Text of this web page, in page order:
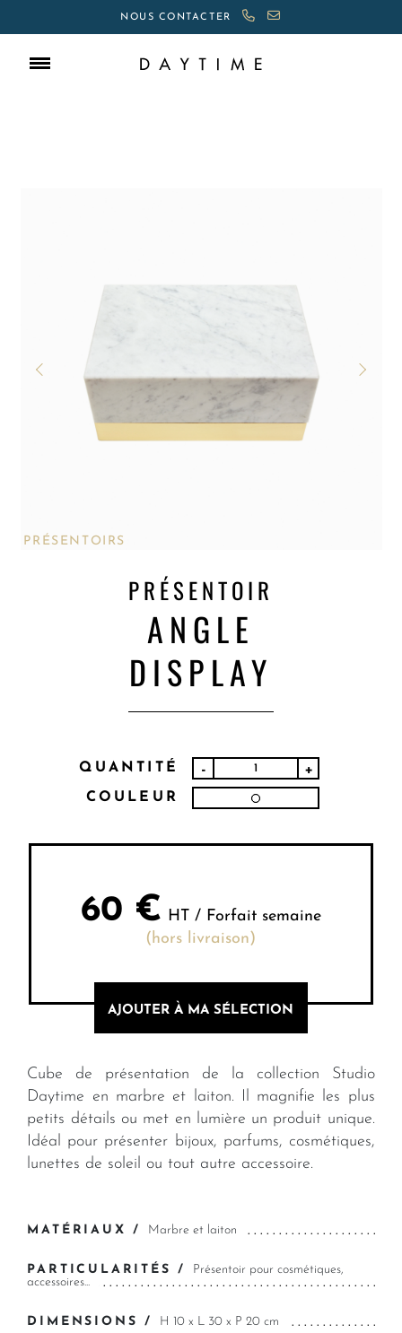
NOUS CONTACTER
PRÉSENTOIRS
PRÉSENTOIR
ANGLE
DISPLAY
QUANTITÉ - +
COULEUR
60 € HT / Forfait semaine
(hors livraison)
AJOUTER À MA SÉLECTION
Cube de présentation de la collection Studio
Daytime en marbre et laiton. Il magnifie les plus
petits détails ou met en lumière un produit unique.
Idéal pour présenter bijoux, parfums, cosmétiques,
lunettes de soleil ou tout autre accessoire.
MATÉRIAUX / Marbre et laiton
PARTICULARITÉS / Présentoir pour cosmétiques,
accessoires...
DIMENSIONS / H 10 x L 30 x P 20 cm